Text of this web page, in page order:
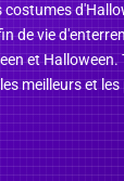
vie
et
meilleurs et